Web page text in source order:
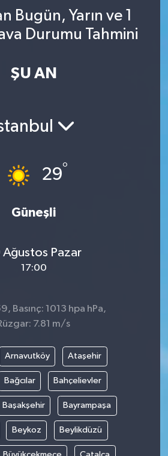
Bugün, Yarın ve 1
Durumu Tahmini
ŞU AN
29°
Güneşli
Ağustos Pazar
17:00
Basınç: 1013 hpa hPa,
7.81 m/s
Arnavutköy Ataşehir
Bağcılar Bahçelievler
Başakşehir Bayrampaşa
Beykoz Beylikdüzü